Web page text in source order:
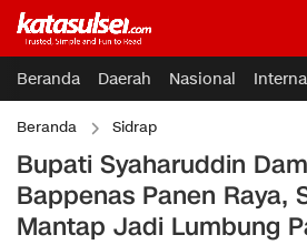
Beranda Daerah Nasional
Beranda Sidrap
Bupati Syaharuddin
Bappenas Panen Raya,
Mantap Jadi Lumbung